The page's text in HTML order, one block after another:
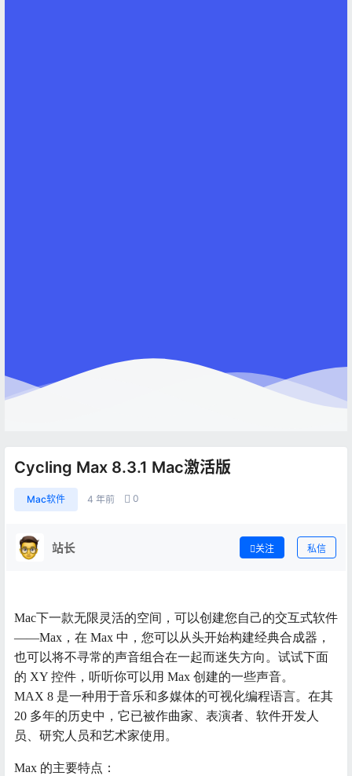
Cycling Max 8.3.1 Mac激活版
Mac软件 4 年前 0
站长 关注 私信
Mac下一款无限灵活的空间，可以创建您自己的交互式软件
——Max，在 Max 中，您可以从头开始构建经典合成器，
也可以将不寻常的声音组合在一起而迷失方向。试试下面
的 XY 控件，听听你可以用 Max 创建的一些声音。
MAX 8 是一种用于音乐和多媒体的可视化编程语言。在其
20 多年的历史中，它已被作曲家、表演者、软件开发人
员、研究人员和艺术家使用。
Max 的主要特点：